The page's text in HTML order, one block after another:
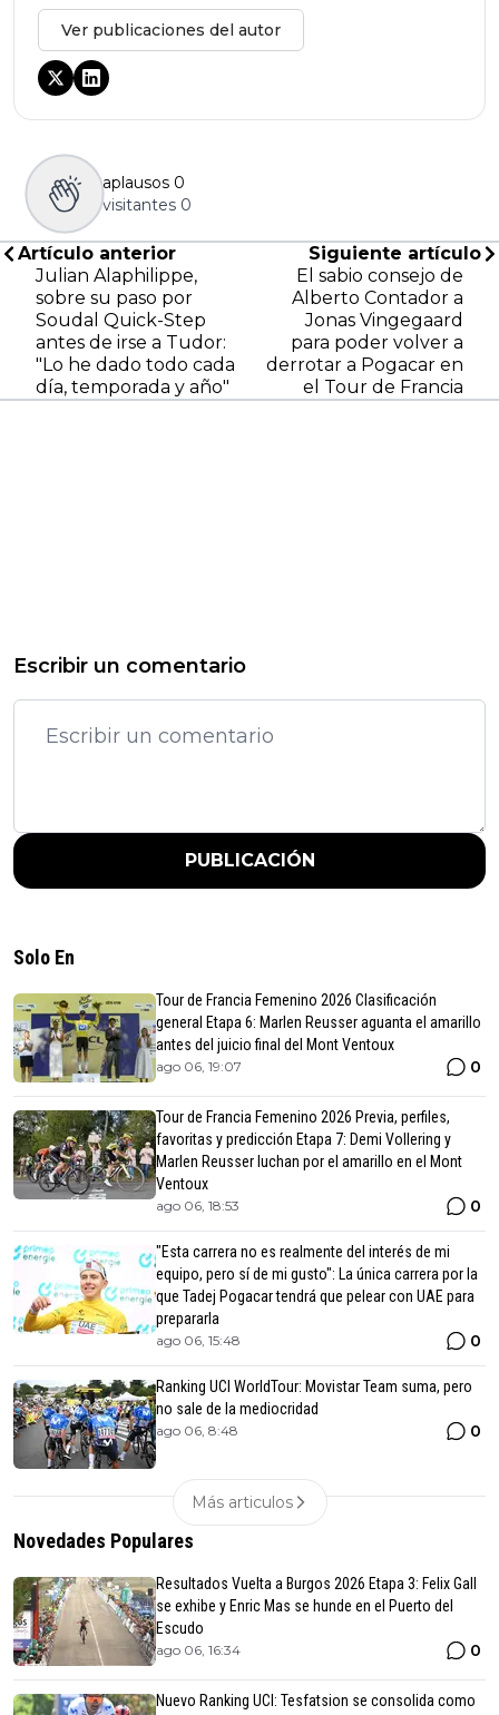
Ver publicaciones del autor
aplausos 0
visitantes 0
Artículo anterior
Julian Alaphilippe,
sobre su paso por
Soudal Quick-Step
antes de irse a Tudor:
"Lo he dado todo cada
día, temporada y año"
Siguiente artículo
El sabio consejo de
Alberto Contador a
Jonas Vingegaard
para poder volver a
derrotar a Pogacar en
el Tour de Francia
Escribir un comentario
PUBLICACIÓN
Solo En
Tour de Francia Femenino 2026 Clasificación
general Etapa 6: Marlen Reusser aguanta el amarillo
antes del juicio final del Mont Ventoux
ago 06, 19:07 0
Tour de Francia Femenino 2026 Previa, perfiles,
favoritas y predicción Etapa 7: Demi Vollering y
Marlen Reusser luchan por el amarillo en el Mont
Ventoux
ago 06, 18:53 0
"Esta carrera no es realmente del interés de mi
equipo, pero sí de mi gusto": La única carrera por la
que Tadej Pogacar tendrá que pelear con UAE para
prepararla
ago 06, 15:48 0
Ranking UCI WorldTour: Movistar Team suma, pero
no sale de la mediocridad
ago 06, 8:48 0
Más articulos
Novedades Populares
Resultados Vuelta a Burgos 2026 Etapa 3: Felix Gall
se exhibe y Enric Mas se hunde en el Puerto del
Escudo
ago 06, 16:34 0
Nuevo Ranking UCI: Tesfatsion se consolida como